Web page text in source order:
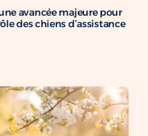
avancée majeure pour
des chiens d’assistance